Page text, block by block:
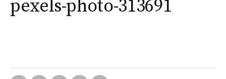
pexels-photo-313691